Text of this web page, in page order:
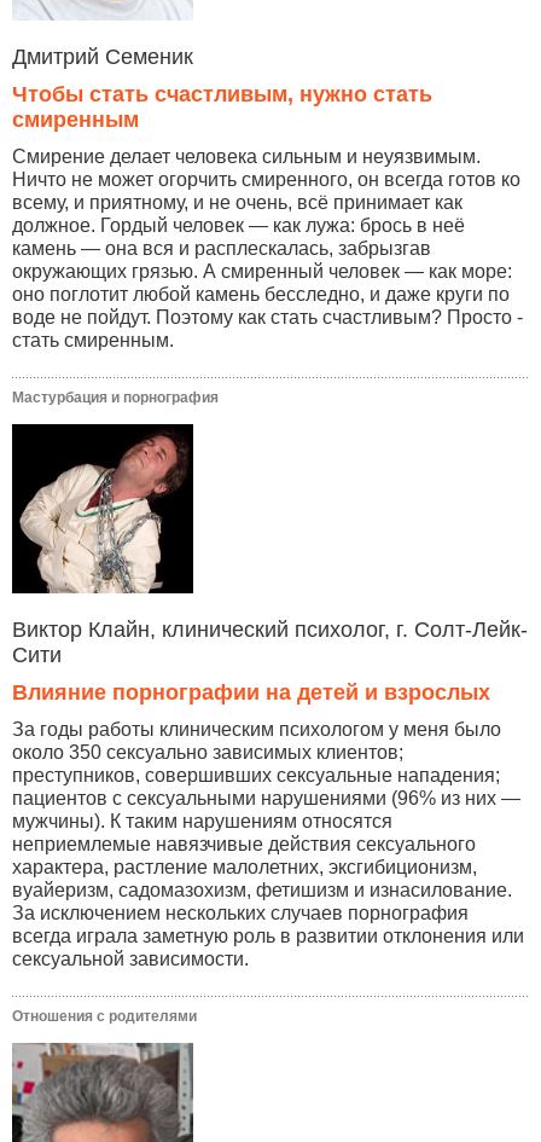
Дмитрий Семеник
Чтобы стать счастливым, нужно стать
смиренным
Смирение делает человека сильным и неуязвимым.
Ничто не может огорчить смиренного, он всегда готов ко
всему, и приятному, и не очень, всё принимает как
должное. Гордый человек — как лужа: брось в неё
камень — она вся и расплескалась, забрызгав
окружающих грязью. А смиренный человек — как море:
оно поглотит любой камень бесследно, и даже круги по
воде не пойдут. Поэтому как стать счастливым? Просто -
стать смиренным.
Мастурбация и порнография
Виктор Клайн, клинический психолог, г. Солт-Лейк-
Сити
Влияние порнографии на детей и взрослых
За годы работы клиническим психологом у меня было
около 350 сексуально зависимых клиентов;
преступников, совершивших сексуальные нападения;
пациентов с сексуальными нарушениями (96% из них —
мужчины). К таким нарушениям относятся
неприемлемые навязчивые действия сексуального
характера, растление малолетних, эксгибиционизм,
вуайеризм, садомазохизм, фетишизм и изнасилование.
За исключением нескольких случаев порнография
всегда играла заметную роль в развитии отклонения или
сексуальной зависимости.
Отношения с родителями